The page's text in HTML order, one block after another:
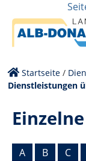
Startseite /
Dienstleistungen
A B C